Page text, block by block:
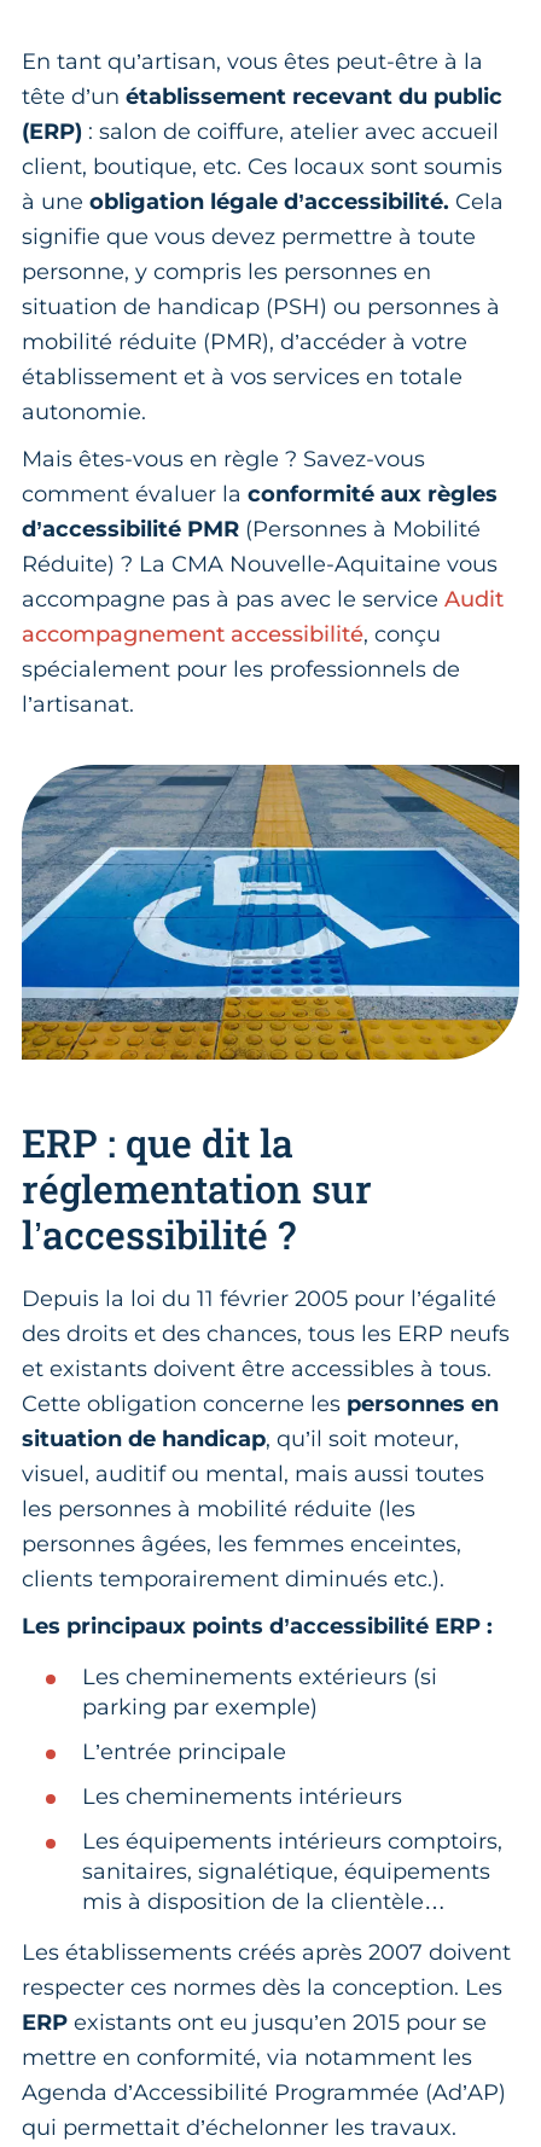
En tant qu’artisan, vous êtes peut-être à la
tête d’un établissement recevant du public
(ERP) : salon de coiffure, atelier avec accueil
client, boutique, etc. Ces locaux sont soumis
à une obligation légale d’accessibilité. Cela
signifie que vous devez permettre à toute
personne, y compris les personnes en
situation de handicap (PSH) ou personnes à
mobilité réduite (PMR), d’accéder à votre
établissement et à vos services en totale
autonomie.
Mais êtes-vous en règle ? Savez-vous
comment évaluer la conformité aux règles
d’accessibilité PMR (Personnes à Mobilité
Réduite) ? La CMA Nouvelle-Aquitaine vous
accompagne pas à pas avec le service Audit
accompagnement accessibilité, conçu
spécialement pour les professionnels de
l’artisanat.
ERP : que dit la
réglementation sur
l’accessibilité ?
Depuis la loi du 11 février 2005 pour l’égalité
des droits et des chances, tous les ERP neufs
et existants doivent être accessibles à tous.
Cette obligation concerne les personnes en
situation de handicap, qu’il soit moteur,
visuel, auditif ou mental, mais aussi toutes
les personnes à mobilité réduite (les
personnes âgées, les femmes enceintes,
clients temporairement diminués etc.).
Les principaux points d’accessibilité ERP :
Les cheminements extérieurs (si
parking par exemple)
L’entrée principale
Les cheminements intérieurs
Les équipements intérieurs comptoirs,
sanitaires, signalétique, équipements
mis à disposition de la clientèle…
Les établissements créés après 2007 doivent
respecter ces normes dès la conception. Les
ERP existants ont eu jusqu’en 2015 pour se
mettre en conformité, via notamment les
Agenda d’Accessibilité Programmée (Ad’AP)
qui permettait d’échelonner les travaux.